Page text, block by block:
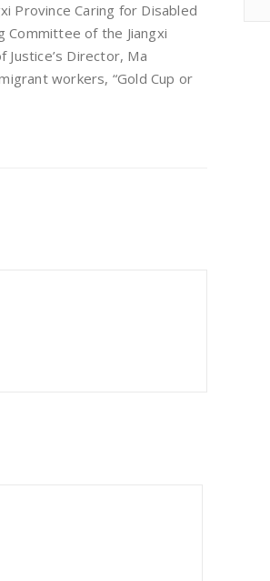
Province Caring for Disabled
Committee of the Jiangxi
Director, Ma
workers, “Gold Cup or